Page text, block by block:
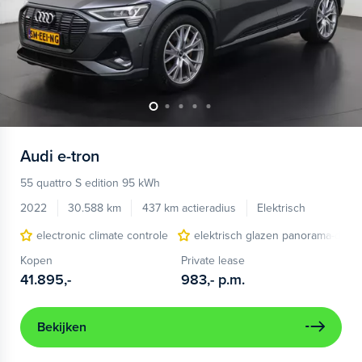
Audi e-tron
55 quattro S edition 95 kWh
2022
30.588 km 437 km actieradius
Elektrisch
electronic climate controle
elektrisch glazen panorama-dak
Kopen
41.895,-
Private lease
983,- p.m.
Bekijken